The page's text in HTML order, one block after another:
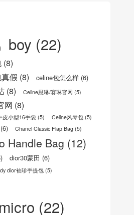
扣
袋
k男款双肩背包
boy(22)
假(8) celine包怎么样
皮小型16手袋 (5) Celine风琴包